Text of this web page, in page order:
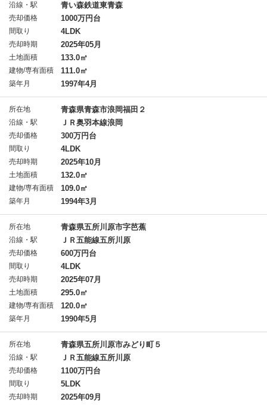
沿線・駅 青い森鉄道東青森
売却価格 1000万円台
間取り 4LDK
売却時期 2025年05月
土地面積 133.0㎡
建物/専有面積 111.0㎡
築年月 1997年4月
所在地 青森県青森市浪岡福田２
沿線・駅 ＪＲ奥羽本線浪岡
売却価格 300万円台
間取り 4LDK
売却時期 2025年10月
土地面積 132.0㎡
建物/専有面積 109.0㎡
築年月 1994年3月
所在地 青森県五所川原市字芭蕉
沿線・駅 ＪＲ五能線五所川原
売却価格 600万円台
間取り 4LDK
売却時期 2025年07月
土地面積 295.0㎡
建物/専有面積 120.0㎡
築年月 1990年5月
所在地 青森県五所川原市みどり町５
沿線・駅 ＪＲ五能線五所川原
売却価格 1100万円台
間取り 5LDK
売却時期 2025年09月